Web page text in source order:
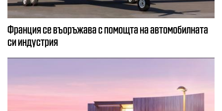
Франция се въоръжава с помощта на автомобилната
си индустрия